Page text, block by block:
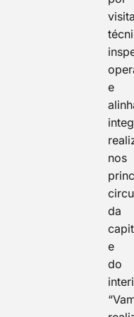
e
nos
da
e
do